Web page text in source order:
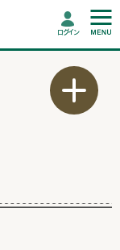
ログイン